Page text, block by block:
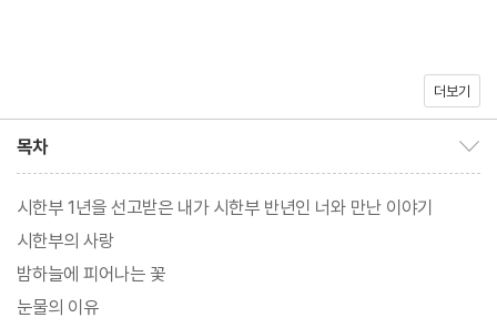
시한부 1년을 선고받은 소년 아키토와 시한부 반년을 선고받은 소녀
과 소녀의 사랑이라는 독특한 콘셉트와 정해진 마지막을 향해 가지
만 결국 눈물을 쏟게 만드는 애틋한 스토리로 입소문이 나며 SNS에
서 큰 화제를 모았다. 그로 인해 데뷔작으로 10만 부 돌파라는 기록
을 세웠고, 북카페 체인 ‘우사기야’의 서점 직원들이 가장 재밌다고
여기는 책을 추천하여 결정되는 ‘우사기야 대상’에 선정되었으며, 이
더보기
목차
시한부 1년을 선고받은 내가 시한부 반년인 너와 만난 이야기
시한부의 사랑
밤하늘에 피어나는 꽃
눈물의 이유